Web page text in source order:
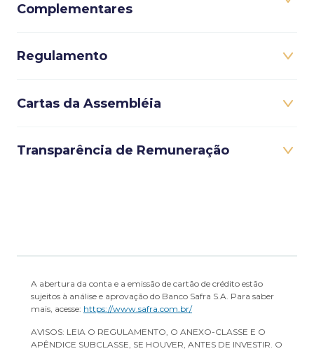
Complementares
Regulamento
Cartas da Assembléia
Transparência de Remuneração
A abertura da conta e a emissão de cartão de crédito estão
sujeitos à análise e aprovação do Banco Safra S.A. Para saber
mais, acesse: https://www.safra.com.br/
AVISOS: LEIA O REGULAMENTO, O ANEXO-CLASSE E O
APÊNDICE SUBCLASSE, SE HOUVER, ANTES DE INVESTIR. O